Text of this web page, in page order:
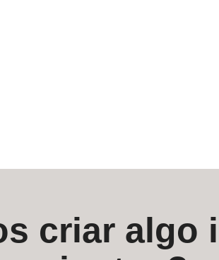
criar algo